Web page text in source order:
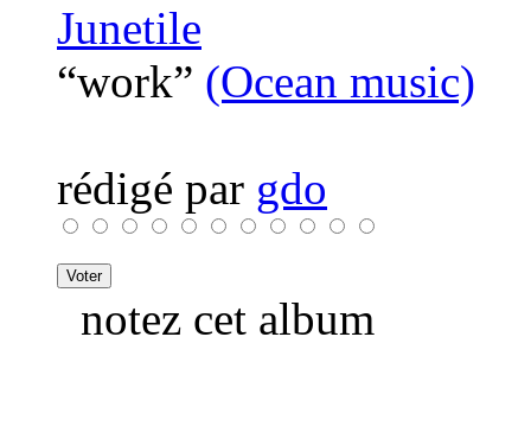
Junetile
“work” (Ocean music)
rédigé par gdo
notez cet album